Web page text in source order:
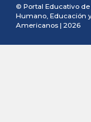
© Portal Educativo
Humano, Educación
Americanos | 2026